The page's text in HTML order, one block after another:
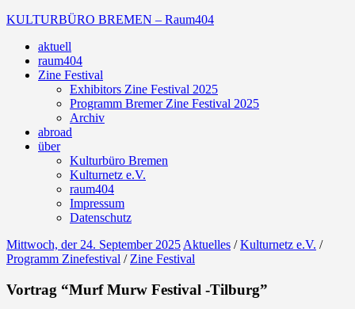
Zum
springen
KULTURBÜRO BREMEN – Raum404
Galerie
aktuell
raum404
Zine Festival
Exhibitors Zine Festival 2025
Programm Bremer Zine Festival 2025
Archiv
abroad
über
Kulturbüro Bremen
Kulturnetz e.V.
raum404
Impressum
Datenschutz
Mittwoch, der 24. September 2025 Aktuelles /Kulturnetz e.V. /
Programm Zinefestival / Zine Festival
Vortrag “Murf Murw Festival -Tilburg”